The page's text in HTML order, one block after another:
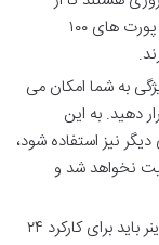
هرگونه گلوگاه در شبکه داخلی جلوگیری شود. پورت های ۱۰۰
به شما امکان می
دهید. به این
نیز استفاده شود،
نخواهد شد و
مودم و روتر ماینر باید برای کارکرد ۲۴